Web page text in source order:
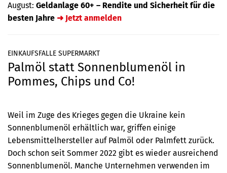
August: Geldanlage 60+ – Rendite und Sicherheit für die
besten Jahre ➜ Jetzt anmelden
Veranstaltungen
0
Elemente
EINKAUFSFALLE SUPERMARKT
Palmöl statt Sonnenblumenöl in
Pommes, Chips und Co!
Weil im Zuge des Krieges gegen die Ukraine kein
Sonnenblumenöl erhältlich war, griffen einige
Lebensmittelhersteller auf Palmöl oder Palmfett zurück.
Doch schon seit Sommer 2022 gibt es wieder ausreichend
Sonnenblumenöl. Manche Unternehmen verwenden im